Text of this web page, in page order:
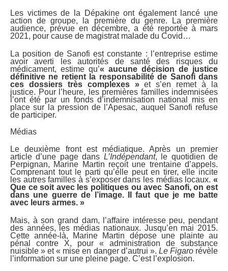
Les victimes de la Dépakine ont également lancé une
action de groupe, la première du genre. La première
audience, prévue en décembre, a été reportée à mars
2021, pour cause de magistrat malade du Covid…
La position de Sanofi est constante : l’entreprise estime
avoir averti les autorités de santé des risques du
médicament, estime qu’« aucune décision de justice
définitive ne retient la responsabilité de Sanofi dans
ces dossiers très complexes »et s’en remet à la
justice. Pour l’heure, les premières familles indemnisées
l’ont été par un fonds d’indemnisation national mis en
place sur la pression de l’Apesac, auquel Sanofi refuse
de participer.
Médias
Le deuxième front est médiatique. Après un premier
article d’une page dans L’Indépendant, le quotidien de
Perpignan, Marine Martin reçoit une trentaine d’appels.
Comprenant tout le parti qu’elle peut en tirer, elle incite
les autres familles à s’exposer dans les médias locaux. «
Que ce soit avec les politiques ou avec Sanofi, on est
dans une guerre de l’image. Il faut que je me batte
avec leurs armes. »
Mais, à son grand dam, l’affaire intéresse peu, pendant
des années, les médias nationaux. Jusqu’en mai 2015.
Cette année-là, Marine Martin dépose une plainte au
pénal contre X, pour « administration de substance
nuisible » et « mise en danger d’autrui ». Le Figarorévèle
l’information sur une pleine page. C’est l’explosion.